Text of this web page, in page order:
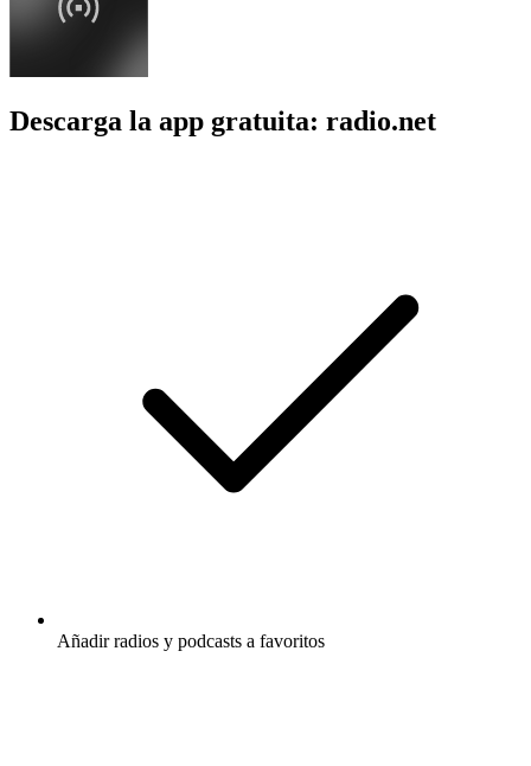
Descarga la app gratuita: radio.net
Añadir radios y podcasts a favoritos